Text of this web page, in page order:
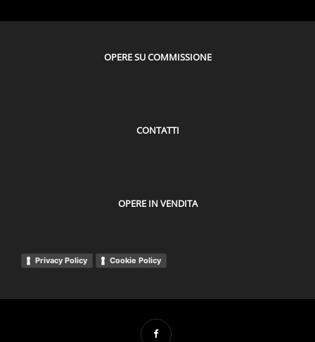
OPERE SU COMMISSIONE
CONTATTI
OPERE IN VENDITA
Privacy Policy Cookie Policy